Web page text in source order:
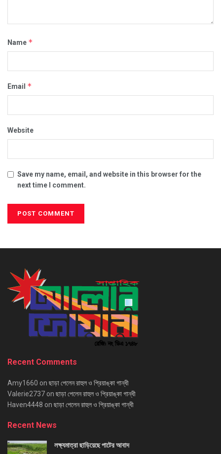
Name *
Email *
Website
Save my name, email, and website in this browser for the
next time I comment.
Recent Comments
Amy1660 on ছাড়া পেলেন রাহুল ও প্রিয়াঙ্কা গান্ধী
Valerie2737 on ছাড়া পেলেন রাহুল ও প্রিয়াঙ্কা গান্ধী
Haven4448 on ছাড়া পেলেন রাহুল ও প্রিয়াঙ্কা গান্ধী
Recent News
লক্ষ্যমাত্রা ছাড়িয়েছে পাটের আবাদ